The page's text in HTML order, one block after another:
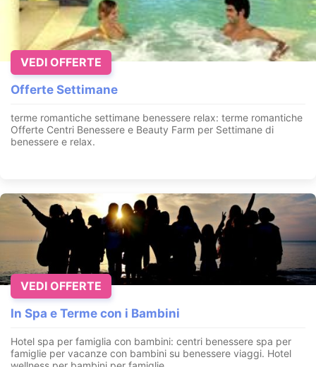
Offerte Settimane
terme romantiche settimane benessere relax: terme romantiche
Offerte Centri Benessere e Beauty Farm per Settimane di
benessere e relax.
VEDI OFFERTE
In Spa e Terme con i Bambini
Hotel spa per famiglia con bambini: centri benessere spa per
famiglie per vacanze con bambini su benessere viaggi. Hotel
VEDI OFFERTE